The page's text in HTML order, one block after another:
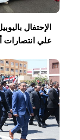
الإحتفال
علي انتصارات